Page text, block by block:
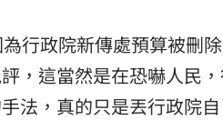
境 20:20
療 20:11
行政院新傳處預算被刪
，這當然是在恐嚇人民
法，真的只是丟行政院